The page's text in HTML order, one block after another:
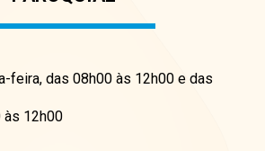
feira, das 08h00 às 12h00 e das
às 12h00